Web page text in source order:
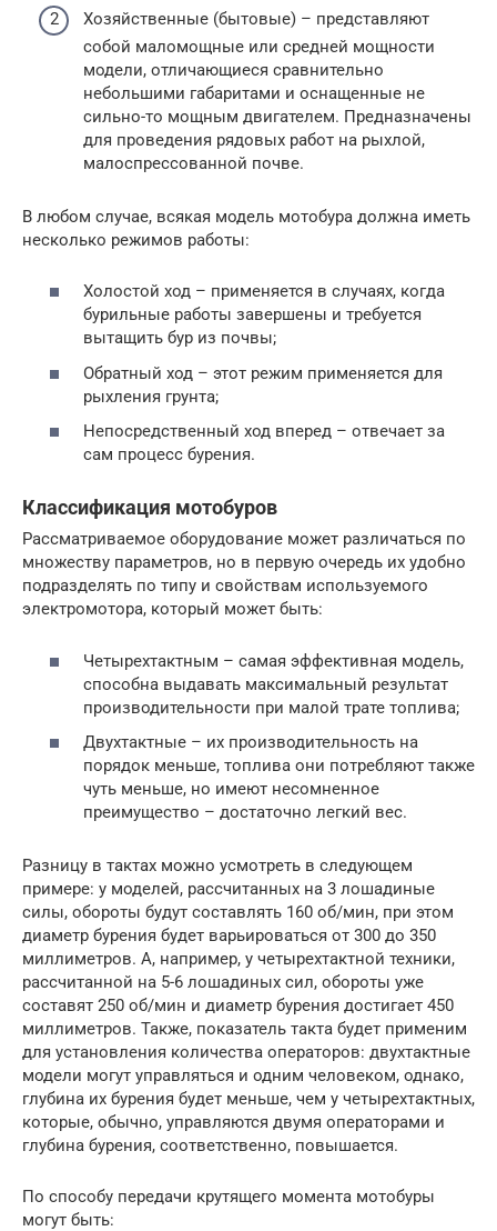
Хозяйственные (бытовые) – представляют
собой маломощные или средней мощности
модели, отличающиеся сравнительно
небольшими габаритами и оснащенные не
сильно-то мощным двигателем. Предназначены
для проведения рядовых работ на рыхлой,
малоспрессованной почве.
В любом случае, всякая модель мотобура должна иметь
несколько режимов работы:
Холостой ход – применяется в случаях, когда
бурильные работы завершены и требуется
вытащить бур из почвы;
Обратный ход – этот режим применяется для
рыхления грунта;
Непосредственный ход вперед – отвечает за
сам процесс бурения.
Классификация мотобуров
Рассматриваемое оборудование может различаться по
множеству параметров, но в первую очередь их удобно
подразделять по типу и свойствам используемого
электромотора, который может быть:
Четырехтактным – самая эффективная модель,
способна выдавать максимальный результат
производительности при малой трате топлива;
Двухтактные – их производительность на
порядок меньше, топлива они потребляют также
чуть меньше, но имеют несомненное
преимущество – достаточно легкий вес.
Разницу в тактах можно усмотреть в следующем
примере: у моделей, рассчитанных на 3 лошадиные
силы, обороты будут составлять 160 об/мин, при этом
диаметр бурения будет варьироваться от 300 до 350
миллиметров. А, например, у четырехтактной техники,
рассчитанной на 5-6 лошадиных сил, обороты уже
составят 250 об/мин и диаметр бурения достигает 450
миллиметров. Также, показатель такта будет применим
для установления количества операторов: двухтактные
модели могут управляться и одним человеком, однако,
глубина их бурения будет меньше, чем у четырехтактных,
которые, обычно, управляются двумя операторами и
глубина бурения, соответственно, повышается.
По способу передачи крутящего момента мотобуры
могут быть: